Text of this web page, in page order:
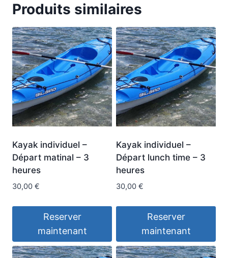
Produits similaires
Kayak individuel –
Départ matinal – 3
heures
30,00 €
Reserver
maintenant
Kayak individuel –
Départ lunch time – 3
heures
30,00 €
Reserver
maintenant